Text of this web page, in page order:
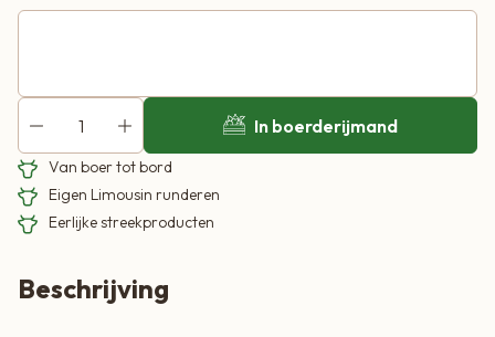
In boerderijmand
Van boer tot bord
Eigen Limousin runderen
Eerlijke streekproducten
Beschrijving